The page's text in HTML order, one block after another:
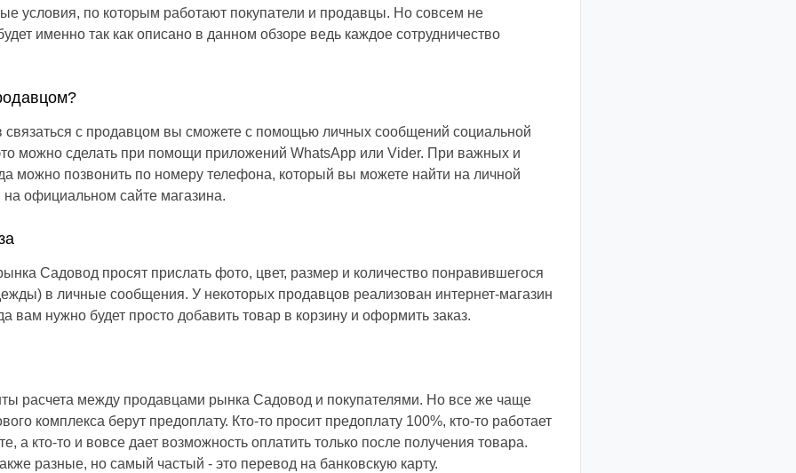
условия, по которым работают покупатели и продавцы. Но совсем не
именно так как описано в данном обзоре ведь каждое сотрудничество
связаться с продавцом вы сможете с помощью личных сообщений социальной
можно сделать при помощи приложений WhatsApp или Vider. При важных и
можно позвонить по номеру телефона, который вы можете найти на личной
официальном сайте магазина.
Садовод просят прислать фото, цвет, размер и количество понравившегося
в личные сообщения. У некоторых продавцов реализован интернет-магазин
вам нужно будет просто добавить товар в корзину и оформить заказ.
расчета между продавцами рынка Садовод и покупателями. Но все же чаще
комплекса берут предоплату. Кто-то просит предоплату 100%, кто-то работает
а кто-то и вовсе дает возможность оплатить только после получения товара.
разные, но самый частый - это перевод на банковскую карту.